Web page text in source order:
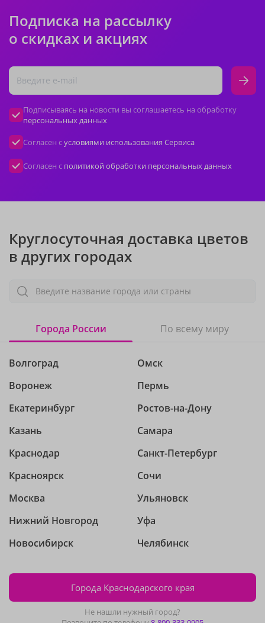
Подписка на рассылку
о скидках и акциях
Подписываясь на новости вы соглашаетесь на обработку
персональных данных
Согласен сусловиями использования Сервиса
Согласен с политикой обработки персональных данных
Круглосуточная доставка цветов
в других городах
Введите название города или страны
Города России По всему миру
Волгоград
Воронеж
Екатеринбург
Казань
Краснодар
Красноярск
Москва
Нижний Новгород
Новосибирск
Омск
Пермь
Ростов-на-Дону
Самара
Санкт-Петербург
Сочи
Ульяновск
Уфа
Челябинск
Города Краснодарского края
Не нашли нужный город?